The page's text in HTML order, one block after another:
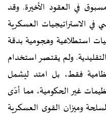
في العقود الأخيرة. وقد
الاستراتيجيات العسكرية
استطلاعية وهجومية بدقة
ولم يقتصر استخدام
فقط، بل امتد ليشمل
غير الحكومية، مما أدّى
وميزان القوى العسكرية